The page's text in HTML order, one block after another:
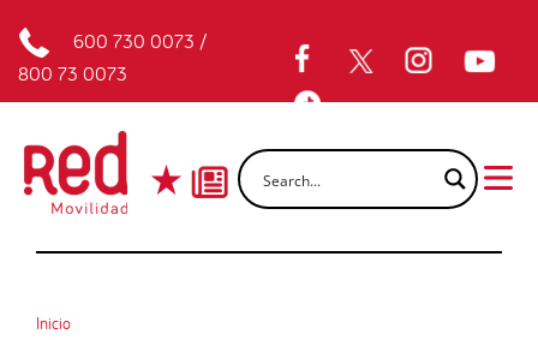
600 730 0073 /
800 73 0073
Inicio